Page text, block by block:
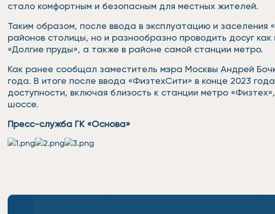
стало комфортным и безопасным для местных жителей.
Таким образом, после ввода в эксплуатацию и
районов столицы, но и разнообразно проводить досуг
«Долгие пруды», а также в районе самой станции метро.
Как ранее сообщал заместитель мэра Москвы Андрей
года. В итоге после ввода «ФизтехСити» в конце 2023
доступности, включая близость к станции метро
шоссе.
Пресс-служба ГК «Основа»